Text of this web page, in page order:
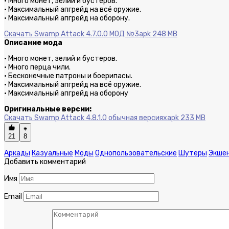
· Максимальный апгрейд на всё оружие.
· Максимальный апгрейд на оборону.
Скачать Swamp Attack 4.7.0.0 МОД №3apk 248 MB
Описание мода
· Много монет, зелий и бустеров.
· Много перца чили.
· Бесконечные патроны и боерипасы.
· Максимальный апгрейд на всё оружие.
· Максимальный апгрейд на оборону
Оригинальные версии:
Скачать Swamp Attack 4.8.1.0 обычная версияxapk 233 MB
21 8
Аркады Казуальные Моды Однопользовательские Шутеры
Добавить комментарий
Имя
Email